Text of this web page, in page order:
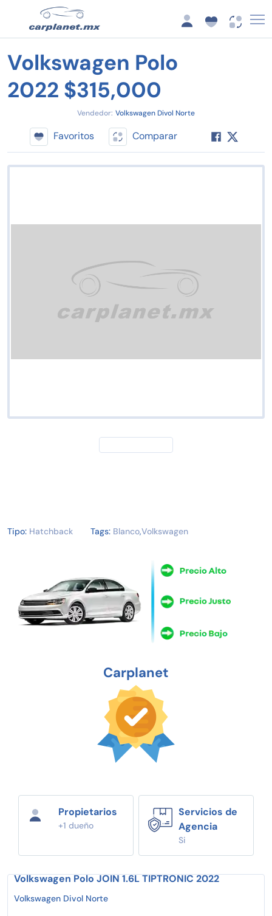
Volkswagen Polo
2022 $315,000
Vendedor: Volkswagen Divol Norte
Favoritos Comparar
Tipo: Hatchback Tags: Blanco,Volkswagen
Carplanet
Propietarios
+1 dueño
Servicios de
Agencia
Si
Volkswagen Polo JOIN 1.6L TIPTRONIC 2022
Volkswagen Divol Norte